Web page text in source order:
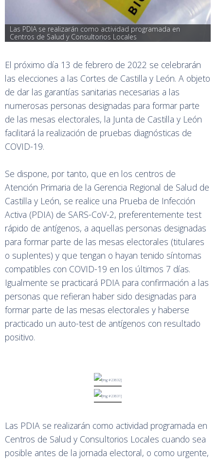
Las PDIA se realizarán como actividad programada en
Centros de Salud y Consultorios Locales
El próximo día 13 de febrero de 2022 se celebrarán
las elecciones a las Cortes de Castilla y León. A objeto
de dar las garantías sanitarias necesarias a las
numerosas personas designadas para formar parte
de las mesas electorales, la Junta de Castilla y León
facilitará la realización de pruebas diagnósticas de
COVID-19.
Se dispone, por tanto, que en los centros de
Atención Primaria de la Gerencia Regional de Salud de
Castilla y León, se realice una Prueba de Infección
Activa (PDIA) de SARS-CoV-2, preferentemente test
rápido de antígenos, a aquellas personas designadas
para formar parte de las mesas electorales (titulares
o suplentes) y que tengan o hayan tenido síntomas
compatibles con COVID-19 en los últimos 7 días.
Igualmente se practicará PDIA para confirmación a las
personas que refieran haber sido designadas para
formar parte de las mesas electorales y haberse
practicado un auto-test de antígenos con resultado
positivo.
Las PDIA se realizarán como actividad programada en
Centros de Salud y Consultorios Locales cuando sea
posible antes de la jornada electoral, o como urgente,